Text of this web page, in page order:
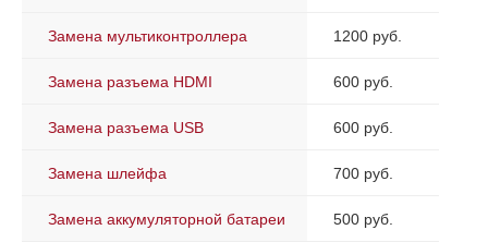
Замена мультиконтроллера 1200 руб.
Замена разъема HDMI 600 руб.
Замена разъема USB 600 руб.
Замена шлейфа 700 руб.
Замена аккумуляторной батареи 500 руб.